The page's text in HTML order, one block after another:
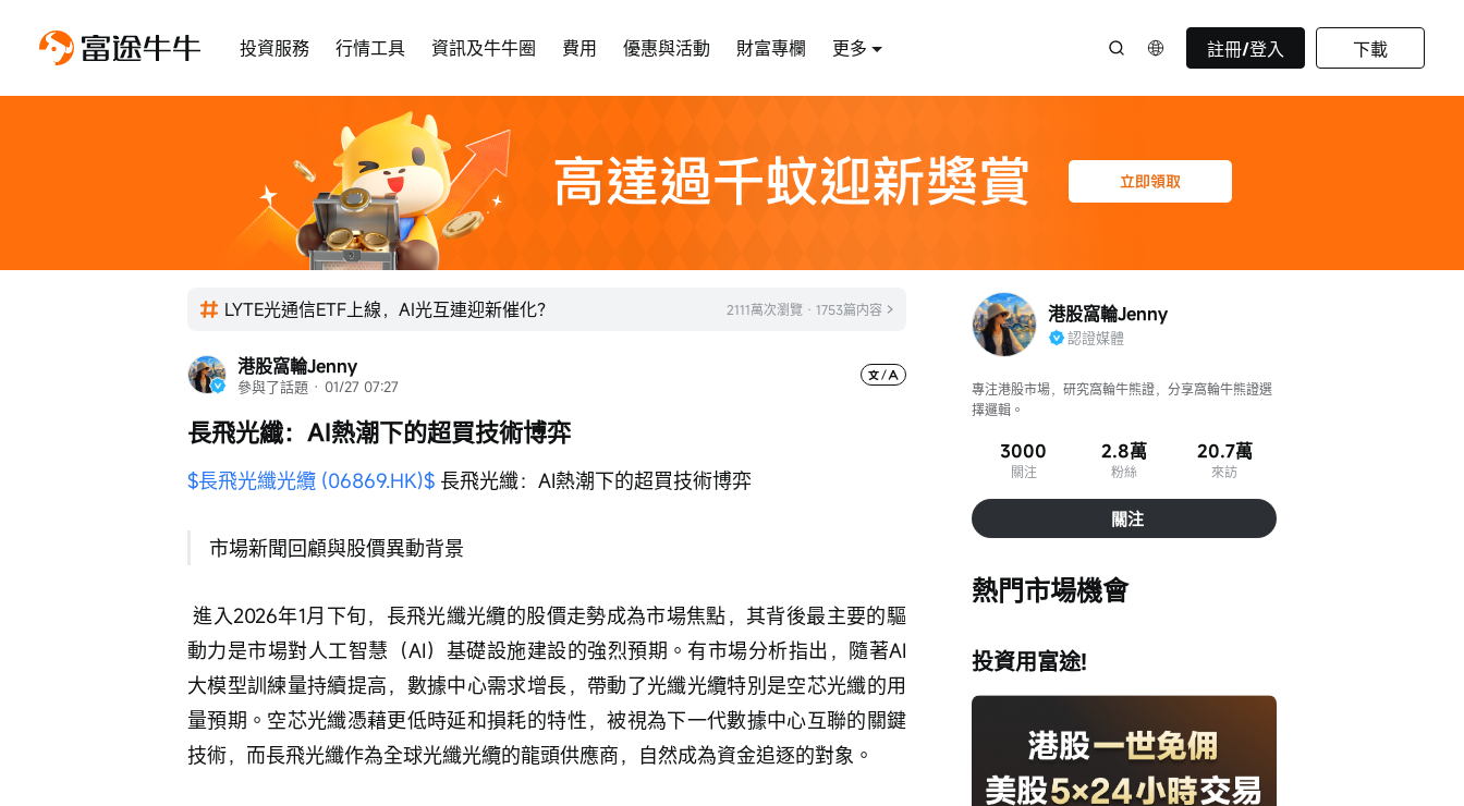
投資服務 行情工具 資訊及牛牛圈 費用 優惠與活動 財富專欄 更多 註冊/登入 下載
LYTE光通信ETF上線，AI光互連迎新催化？ 2111萬次瀏覽 · 1753篇内容
港股窩輪Jenny
參與了話題 · 01/27 07:27
長飛光纖：AI熱潮下的超買技術博弈
$長飛光纖光纜 (06869.HK)$ 長飛光纖：AI熱潮下的超買技術博弈
市場新聞回顧與股價異動背景
進入2026年1月下旬，長飛光纖光纜的股價走勢成為市場焦點，其背後最主要的驅
動力是市場對人工智慧（AI）基礎設施建設的強烈預期。有市場分析指出，隨著AI
大模型訓練量持續提高，數據中心需求增長，帶動了光纖光纜特別是空芯光纖的用
量預期。空芯光纖憑藉更低時延和損耗的特性，被視為下一代數據中心互聯的關鍵
技術，而長飛光纖作為全球光纖光纜的龍頭供應商，自然成為資金追逐的對象。
港股窩輪Jenny
認證媒體
專注港股市場，研究窩輪牛熊證，分享窩輪牛熊證選
擇邏輯。
3000
關注
2.8萬
粉絲
20.7萬
來訪
關注
熱門市場機會
投資用富途!